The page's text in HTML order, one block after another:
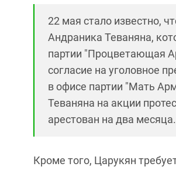
22 мая стало известно,
Андраника Теваняна,
партии "Процветающая
согласие на уголовное
в офисе партии "Мать
Теваняна на акции
арестован на два месяца.
Кроме того, Царукян